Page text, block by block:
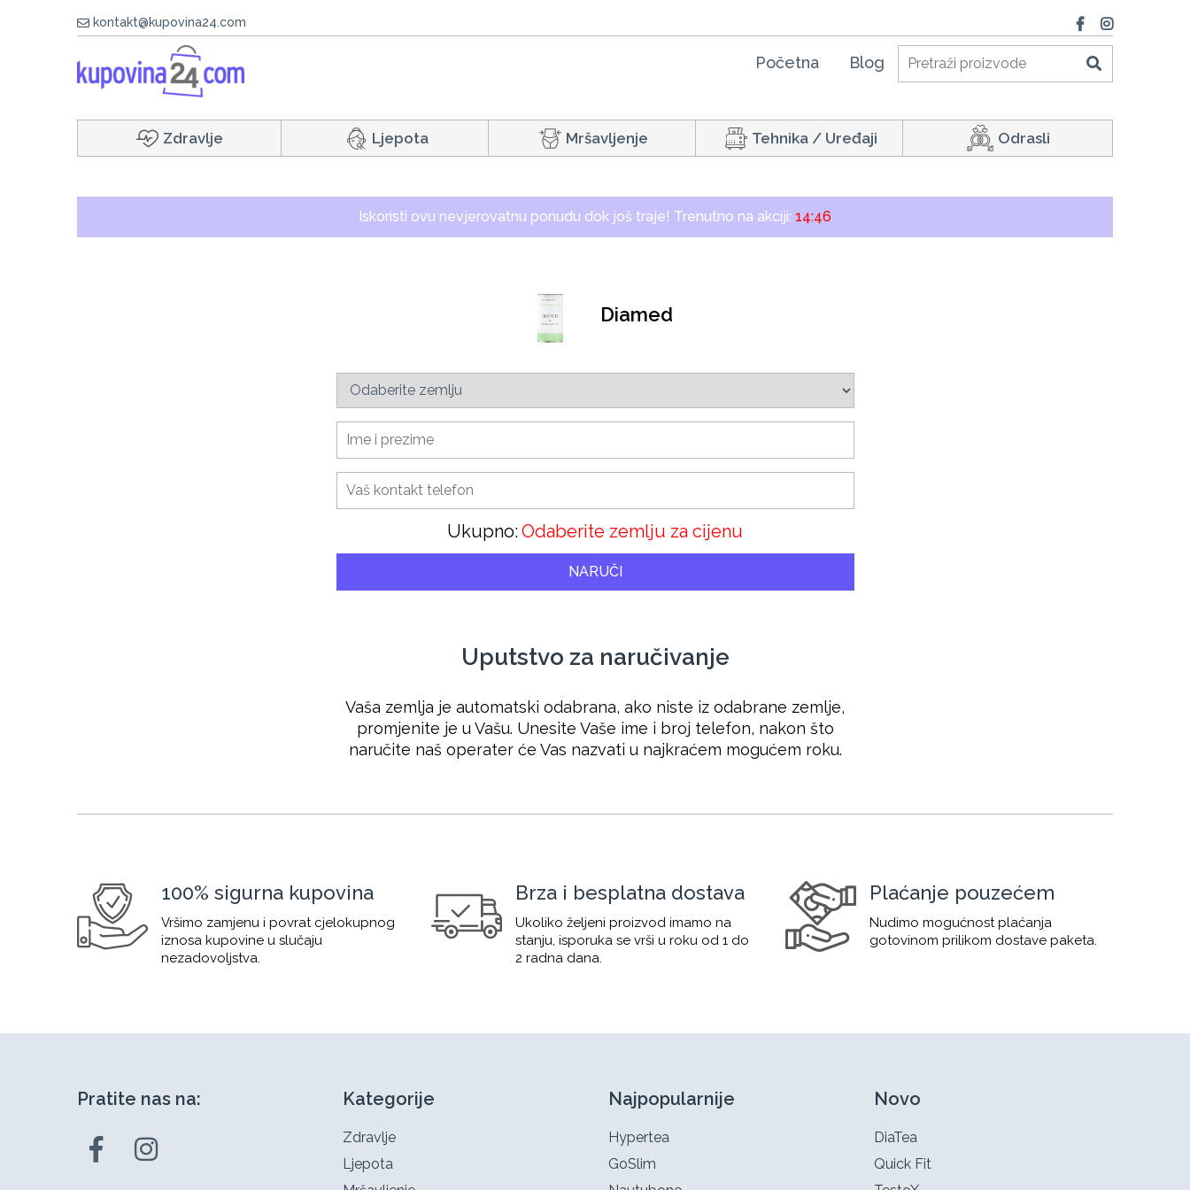
kontakt@kupovina24.com
Početna Blog
Zdravlje Ljepota Mršavljenje Tehnika / Uređaji Odrasli
Iskoristi ovu nevjerovatnu ponudu dok još traje! Trenutno na akciji: 14:46
Diamed
Ukupno:Odaberite zemlju za cijenu
NARUČI
Uputstvo za naručivanje
Vaša zemlja je automatski odabrana, ako niste iz odabrane zemlje,
promjenite je u Vašu. Unesite Vaše ime i broj telefon, nakon što
naručite naš operater će Vas nazvati u najkraćem mogućem roku.
100% sigurna kupovina
Vršimo zamjenu i povrat cjelokupnog
iznosa kupovine u slučaju
nezadovoljstva.
Brza i besplatna dostava
Ukoliko željeni proizvod imamo na
stanju, isporuka se vrši u roku od 1 do
2 radna dana.
Plaćanje pouzećem
Nudimo mogućnost plaćanja
gotovinom prilikom dostave paketa.
Pratite nas na: Kategorije
Zdravlje
Ljepota
Najpopularnije
Hypertea
GoSlim
Novo
DiaTea
Quick Fit